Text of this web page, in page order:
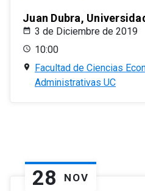
Juan Dubra,
3 de Diciembre de 2019
10:00
Facultad de Ciencias
Administrativas UC
28 NOV